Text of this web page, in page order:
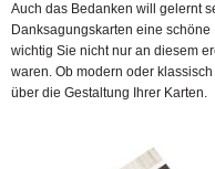
Auch das Bedanken will gelernt
Danksagungskarten eine
wichtig Sie nicht nur an diesem
waren. Ob modern oder
über die Gestaltung Ihrer Karten.